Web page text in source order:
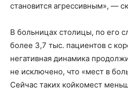
становится агрессивным», —
В больницах столицы, по его
более 3,7 тыс. пациентов с
негативная динамика
не исключено, что «мест в
Сейчас таких койкомест